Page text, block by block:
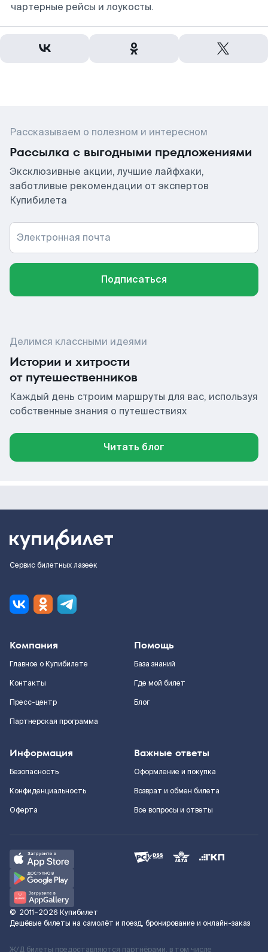
чартерные рейсы и лоукосты.
Рассказываем о полезном и интересном
Рассылка с выгодными предложениями
Эксклюзивные акции, лучшие лайфхаки,
заботливые рекомендации от экспертов
Купибилета
Электронная почта
Подписаться
Делимся классными идеями
Истории и хитрости
от путешественников
Каждый день строим маршруты для вас, используя
собственные знания о путешествиях
Читать блог
Сервис билетных лазеек
Компания
Главное о Купибилете
Контакты
Пресс-центр
Партнерская программа
Помощь
База знаний
Где мой билет
Блог
Информация
Безопасность
Конфиденциальность
Оферта
Важные ответы
Оформление и покупка
Возврат и обмен билета
Все вопросы и ответы
© 2011–2026 Купибилет
Дешёвые билеты на самолёт и поезд, бронирование и онлайн-заказ
Ж/Д билеты предоставляются партнёрами, в том числе